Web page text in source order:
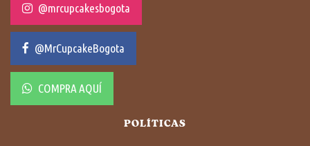
@mrcupcakesbogota
@MrCupcakeBogota
COMPRA AQUÍ
POLÍTICAS